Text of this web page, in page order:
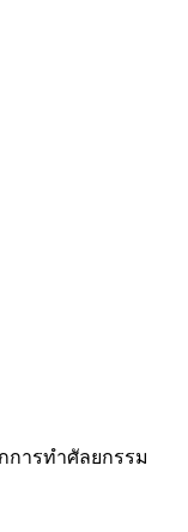
การทำศัลยกรรม